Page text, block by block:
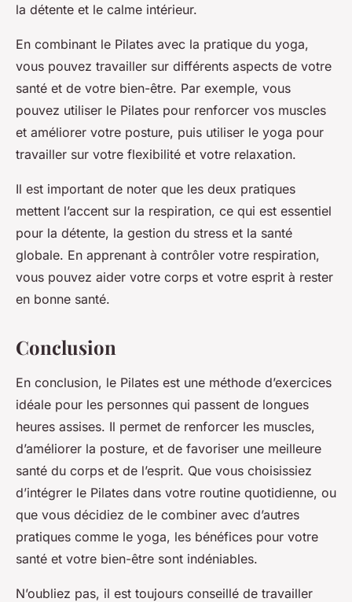
la détente et le calme intérieur.
En combinant le Pilates avec la pratique du yoga,
vous pouvez travailler sur différents aspects de votre
santé et de votre bien-être. Par exemple, vous
pouvez utiliser le Pilates pour renforcer vos muscles
et améliorer votre posture, puis utiliser le yoga pour
travailler sur votre flexibilité et votre relaxation.
Il est important de noter que les deux pratiques
mettent l’accent sur la respiration, ce qui est essentiel
pour la détente, la gestion du stress et la santé
globale. En apprenant à contrôler votre respiration,
vous pouvez aider votre corps et votre esprit à rester
en bonne santé.
Conclusion
En conclusion, le Pilates est une méthode d’exercices
idéale pour les personnes qui passent de longues
heures assises. Il permet de renforcer les muscles,
d’améliorer la posture, et de favoriser une meilleure
santé du corps et de l’esprit. Que vous choisissiez
d’intégrer le Pilates dans votre routine quotidienne, ou
que vous décidiez de le combiner avec d’autres
pratiques comme le yoga, les bénéfices pour votre
santé et votre bien-être sont indéniables.
N’oubliez pas, il est toujours conseillé de travailler